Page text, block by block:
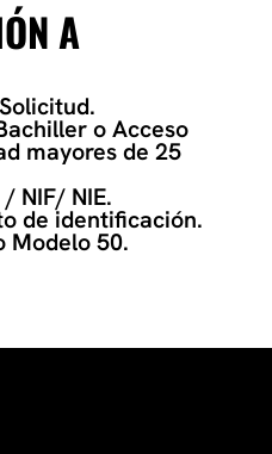
A
o Acceso
mayores de 25
NIF/ NIE.
de identificación.
Modelo 50.